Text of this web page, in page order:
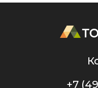
+7